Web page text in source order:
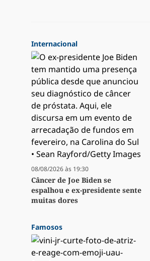
Internacional
08/08/2026 às 19:30
Câncer de Joe Biden se
espalhou e ex-presidente sente
muitas dores
Famosos